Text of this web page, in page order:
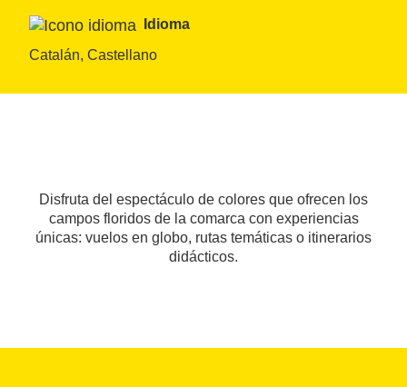
Idioma
Catalán, Castellano
Disfruta del espectáculo de colores que ofrecen los
campos floridos de la comarca con experiencias
únicas: vuelos en globo, rutas temáticas o itinerarios
didácticos.